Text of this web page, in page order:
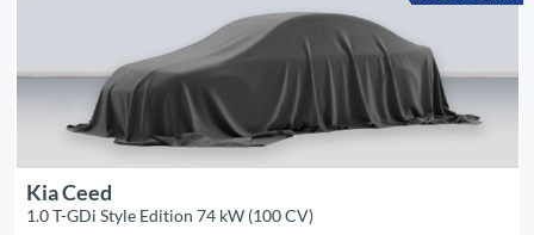
Kia Ceed
1.0 T-GDi Style Edition 74 kW (100 CV)